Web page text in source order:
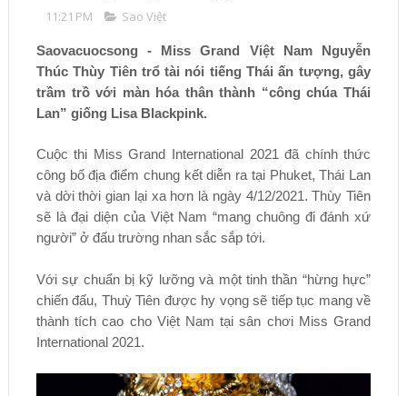
11:21 PM Sao Việt
Saovacuocsong - Miss Grand Việt Nam Nguyễn
Thúc Thùy Tiên trổ tài nói tiếng Thái ấn tượng, gây
trầm trồ với màn hóa thân thành “công chúa Thái
Lan” giống Lisa Blackpink.
Cuộc thi Miss Grand International 2021 đã chính thức
công bố địa điểm chung kết diễn ra tại Phuket, Thái Lan
và dời thời gian lại xa hơn là ngày 4/12/2021. Thùy Tiên
sẽ là đại diện của Việt Nam “mang chuông đi đánh xứ
người” ở đấu trường nhan sắc sắp tới.
Với sự chuẩn bị kỹ lưỡng và một tinh thần “hừng hực”
chiến đấu, Thuỳ Tiên được hy vọng sẽ tiếp tục mang về
thành tích cao cho Việt Nam tại sân chơi Miss Grand
International 2021.